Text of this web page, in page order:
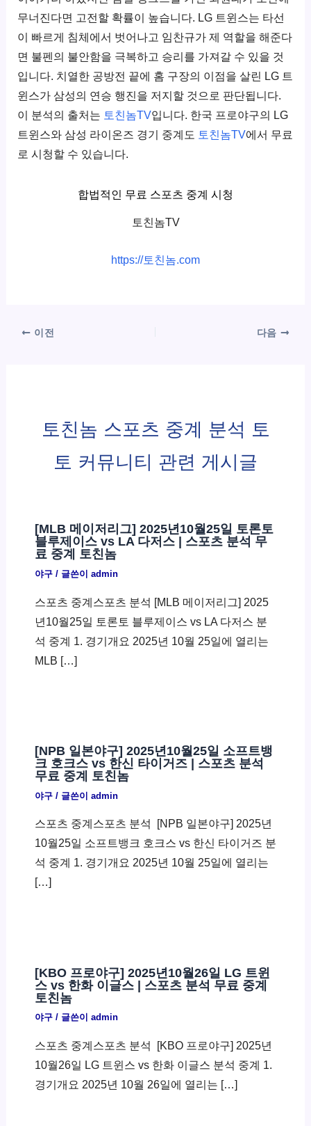
무너진다면 고전할 확률이 높습니다. LG 트윈스는 타선
이 빠르게 침체에서 벗어나고 임찬규가 제 역할을 해준다
면 불펜의 불안함을 극복하고 승리를 가져갈 수 있을 것
입니다. 치열한 공방전 끝에 홈 구장의 이점을 살린 LG 트
윈스가 삼성의 연승 행진을 저지할 것으로 판단됩니다.
이 분석의 출처는 토친놈TV입니다. 한국 프로야구의 LG
트윈스와 삼성 라이온즈 경기 중계도 토친놈TV에서 무료
로 시청할 수 있습니다.
합법적인 무료 스포츠 중계 시청
토친놈TV
https://토친놈.com
이전 다음
토친놈 스포츠 중계 분석 토
토 커뮤니티 관련 게시글
[MLB 메이저리그] 2025년10월25일 토론토
블루제이스 vs LA 다저스 | 스포츠 분석 무
료 중계 토친놈
야구/ 글쓴이 admin
스포츠 중계스포츠 분석 [MLB 메이저리그] 2025
년10월25일 토론토 블루제이스 vs LA 다저스 분
석 중계 1. 경기개요 2025년 10월 25일에 열리는
MLB […]
[NPB 일본야구] 2025년10월25일 소프트뱅
크 호크스 vs 한신 타이거즈 | 스포츠 분석
무료 중계 토친놈
야구/ 글쓴이 admin
스포츠 중계스포츠 분석 ​ [NPB 일본야구] 2025년
10월25일 소프트뱅크 호크스 vs 한신 타이거즈 분
석 중계 1. 경기개요 2025년 10월 25일에 열리는
[…]
[KBO 프로야구] 2025년10월26일 LG 트윈
스 vs 한화 이글스 | 스포츠 분석 무료 중계
토친놈
야구/ 글쓴이 admin
스포츠 중계스포츠 분석 ​ [KBO 프로야구] 2025년
10월26일 LG 트윈스 vs 한화 이글스 분석 중계 1.
경기개요 2025년 10월 26일에 열리는 […]